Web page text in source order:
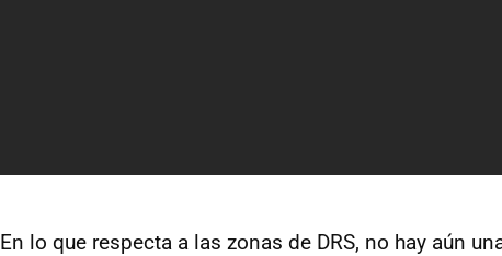
En lo que respecta a las zonas de DRS, no hay aún